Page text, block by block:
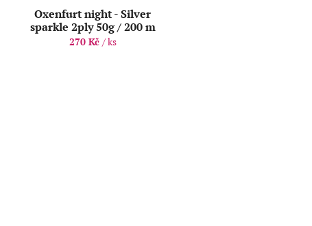
Oxenfurt night - Silver
sparkle 2ply 50g / 200 m
270 Kč / ks